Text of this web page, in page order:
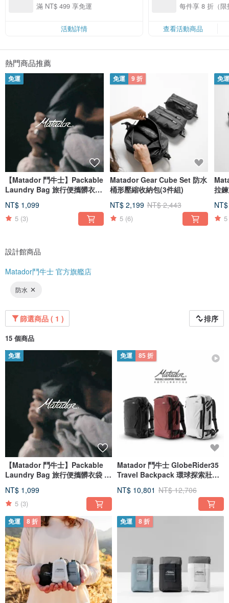
滿 NT$ 499 享免運
活動詳情
每件享 8 折（
查看活動商品
熱門商品推薦
免運
【Matador 鬥牛士】Packable
Laundry Bag 旅行便攜髒衣袋
NT$ 1,099
5 (3)
免運 9 折
Matador Gear Cube Set 防水
桶形壓縮收納包(3件組)
NT$ 2,199 NT$ 2,443
5 (6)
免
拉
5
設計館商品
Matador鬥牛士 官方旗艦店
防水
篩選商品 ( 1 ) 排序
15 個商品
免運
【Matador 鬥牛士】Packable
Laundry Bag 旅行便攜髒衣袋 -
NT$ 1,099
5 (3)
免運 85 折
Matador 鬥牛士 GlobeRider35
Travel Backpack 環球探索壯遊
NT$ 10,801 NT$ 12,706
免運 8 折 免運 8 折